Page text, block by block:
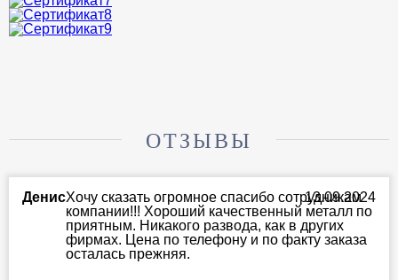
ОТЗЫВЫ
Денис 13.09.2024
Хочу сказать огромное спасибо сотрудникам
компании!!! Хороший качественный металл по
приятным. Никакого развода, как в других
фирмах. Цена по телефону и по факту заказа
осталась прежняя.